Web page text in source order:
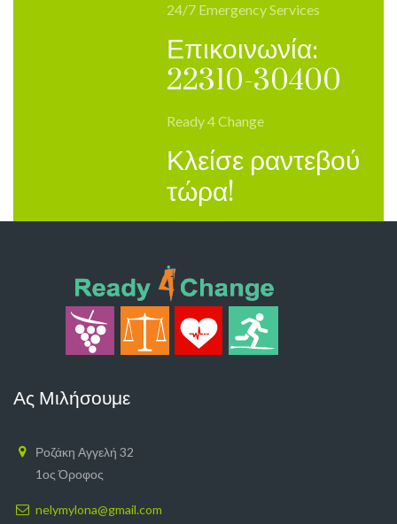
24/7 Emergency Services
Επικοινωνία:
22310-30400
Ready 4 Change
Κλείσε ραντεβού
τώρα!
Ας Μιλήσουμε
Ροζάκη Αγγελή 32
1ος Όροφος
nelymylona@gmail.com